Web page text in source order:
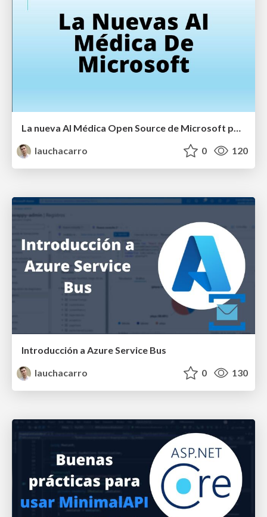
La nueva AI Médica Open Source de Microsoft para la atención clínica
lauchacarro
0 120
Introducción a Azure Service Bus
lauchacarro
0 130